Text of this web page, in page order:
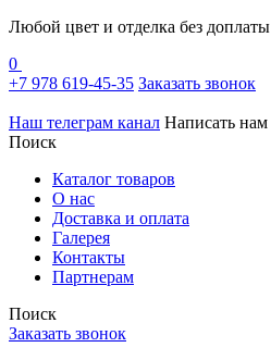
Любой цвет и отделка без доплаты
0
+7 978 619-45-35 Заказать звонок
Наш телеграм канал Написать нам
Поиск
Каталог товаров
О нас
Доставка и оплата
Галерея
Контакты
Партнерам
Поиск
Заказать звонок